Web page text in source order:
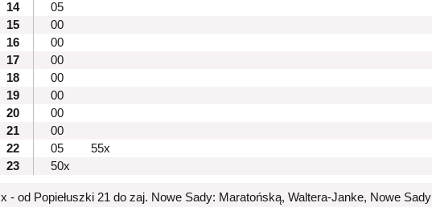
14
05
15
00
16
00
17
00
18
00
19
00
20
00
21
00
22
05
55x
23
50x
x - od Popiełuszki 21 do zaj. Nowe Sady: Maratońską, Waltera-Janke, Nowe Sady